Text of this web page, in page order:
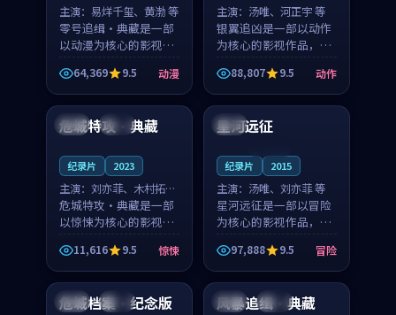
主演： 易烊千玺、黄渤 等
零号追缉·典藏是一部
以动漫为核心的影视作
品，围绕危机、反转与
人物成长展开，整体节
奏紧凑，值得推荐观
看。
64,369 9.5 动漫
主演： 汤唯、河正宇 等
银翼追凶是一部以动作
为核心的影视作品，围
绕危机、反转与人物成
长展开，整体节奏紧
凑，值得推荐观看。
88,807 9.5 动作
英国 完结
危城特攻·典藏
纪录片 2023
主演： 刘亦菲、木村拓哉
等
危城特攻·典藏是一部
以惊悚为核心的影视作
品，围绕危机、反转与
人物成长展开，整体节
奏紧凑，值得推荐观
看。
11,616 9.5 惊悚
美国
星河远征
纪录片 2015
主演： 汤唯、刘亦菲 等
星河远征是一部以冒险
为核心的影视作品，围
绕危机、反转与人物成
长展开，整体节奏紧
凑，值得推荐观看。
97,888 9.5 冒险
法国 院线
危城档案·纪念版 法国 杜比
风暴追缉·典藏